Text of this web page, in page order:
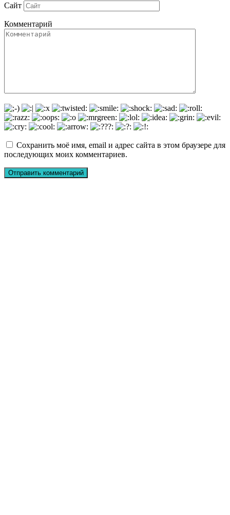
Сайт
Комментарий
Сохранить моё имя, email и адрес сайта в этом браузере для
последующих моих комментариев.